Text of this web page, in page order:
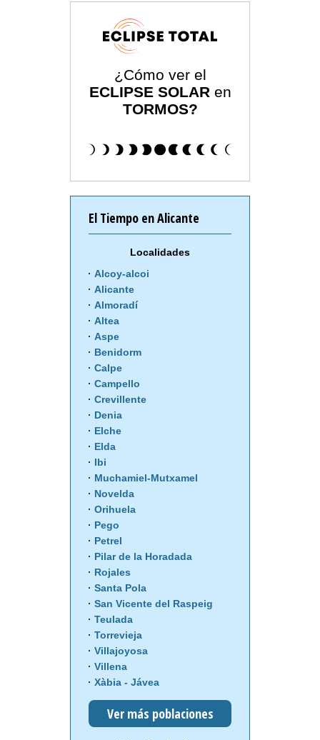
¿Cómo ver el
ECLIPSE SOLAR en
TORMOS?
El Tiempo en Alicante
Localidades
Alcoy-alcoi
Alicante
Almoradí
Altea
Aspe
Benidorm
Calpe
Campello
Crevillente
Denia
Elche
Elda
Ibi
Muchamiel-Mutxamel
Novelda
Orihuela
Pego
Petrel
Pilar de la Horadada
Rojales
Santa Pola
San Vicente del Raspeig
Teulada
Torrevieja
Villajoyosa
Villena
Xàbia - Jávea
Ver más poblaciones